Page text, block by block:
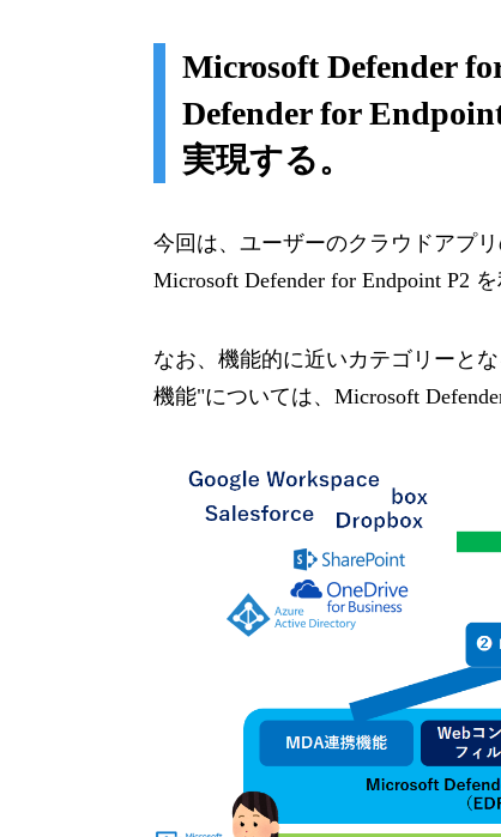
Microsoft Defender
Defender for
実現する。
今回は、ユーザーのクラウドアプ
Microsoft Defender for Endpoint P2
なお、機能的に近いカテゴリーと
機能"については、Microsoft